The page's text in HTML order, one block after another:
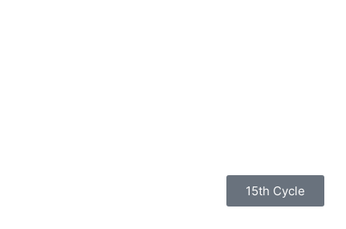
15th Cycle